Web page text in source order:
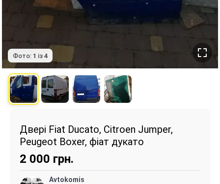
Фото: 1 із 4
Двері Fiat Ducato, Citroen Jumper,
Peugeot Boxer, фіат дукато
2 000 грн.
Avtokomis